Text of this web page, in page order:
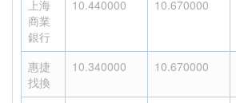
上海
商業
銀行
10.440000 10.670000
惠捷
找換
10.340000 10.670000